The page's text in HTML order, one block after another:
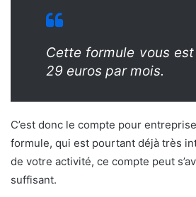
Cette formule vous
29 euros par mois.
C’est donc le compte pour
formule, qui est pourtant déjà très
de votre activité, ce compte peut
suffisant.